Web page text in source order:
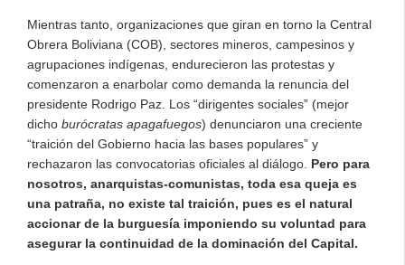
Mientras tanto, organizaciones que giran en torno la Central
Obrera Boliviana (COB), sectores mineros, campesinos y
agrupaciones indígenas, endurecieron las protestas y
comenzaron a enarbolar como demanda la renuncia del
presidente Rodrigo Paz. Los “dirigentes sociales” (mejor
dicho burócratas apagafuegos) denunciaron una creciente
“traición del Gobierno hacia las bases populares” y
rechazaron las convocatorias oficiales al diálogo. Pero para
nosotros, anarquistas-comunistas, toda esa queja es
una patraña, no existe tal traición, pues es el natural
accionar de la burguesía imponiendo su voluntad para
asegurar la continuidad de la dominación del Capital.